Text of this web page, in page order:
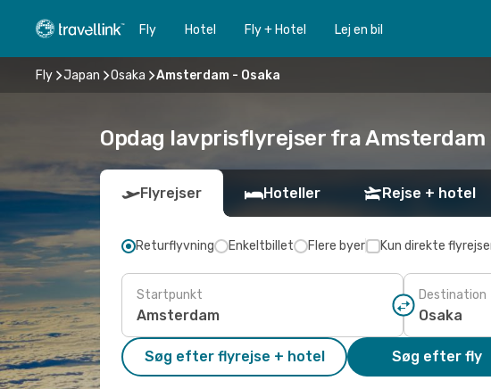
Fly Hotel Fly + Hotel Lej en bil
Fly Japan Osaka Amsterdam - Osaka
Opdag lavprisflyrejser fra Amsterdam
Flyrejser Hoteller Rejse + hotel
Returflyvning Enkeltbillet Flere byer Kun direkte
Startpunkt Destination
Søg efter flyrejse + hotel Søg efter fly